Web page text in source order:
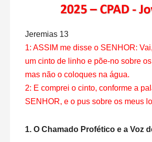
Jeremias 13
1: ASSIM me disse o SENHOR:
um cinto de linho e põe-no sobre
mas não o coloques na água.
2: E comprei o cinto, conforme a
SENHOR, e o pus sobre os meus
1. O Chamado Profético e a Voz